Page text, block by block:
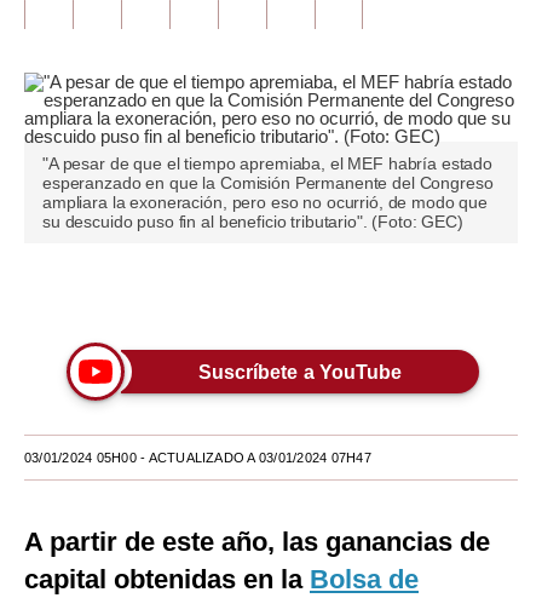
Finanzas Personales
Inmobiliarias
Plus G
Pregunta de hoy
Viajes
Moda
"A pesar de que el tiempo apremiaba, el MEF habría estado
esperanzado en que la Comisión Permanente del Congreso
ampliara la exoneración, pero eso no ocurrió, de modo que
su descuido puso fin al beneficio tributario". (Foto: GEC)
Suscríbete a YouTube
03/01/2024 05H00- ACTUALIZADO A 03/01/2024 07H47
A partir de este año, las ganancias de
capital obtenidas en la Bolsa de